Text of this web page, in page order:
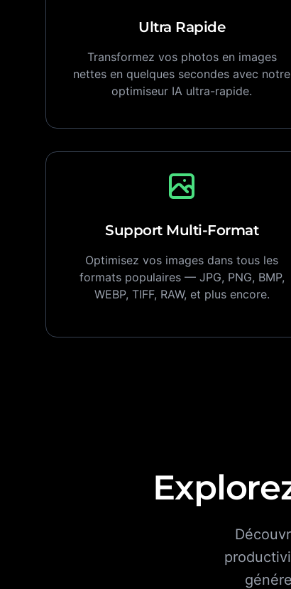
Ultra Rapide
Transformez vos photos en images
nettes en quelques secondes avec notre
optimiseur IA ultra-rapide.
Support Multi-Format
Optimisez vos images dans tous les
formats populaires — JPG, PNG, BMP,
WEBP, TIFF, RAW, et plus encore.